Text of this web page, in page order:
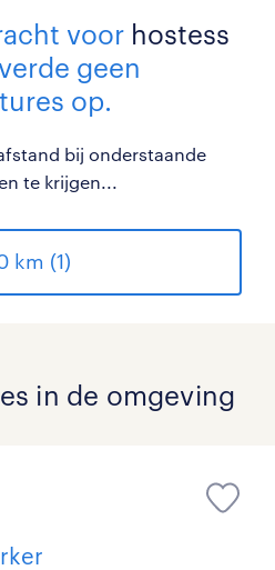
voor hostess
geen
op.
bij onderstaande
te krijgen...
km (1)
in de omgeving